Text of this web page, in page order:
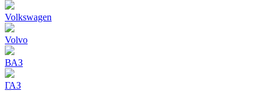
Volkswagen
Volvo
ВАЗ
ГАЗ